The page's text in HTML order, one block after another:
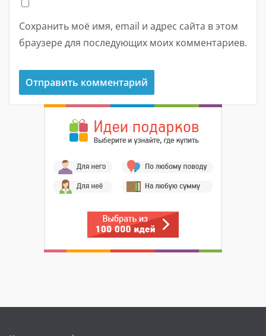
Сохранить моё имя, email и адрес сайта в этом
браузере для последующих моих комментариев.